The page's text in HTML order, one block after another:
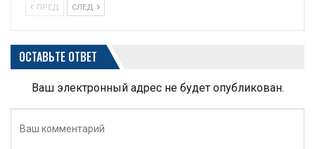
ПРЕД СЛЕД
ОСТАВЬТЕ ОТВЕТ
Ваш электронный адрес не будет опубликован.